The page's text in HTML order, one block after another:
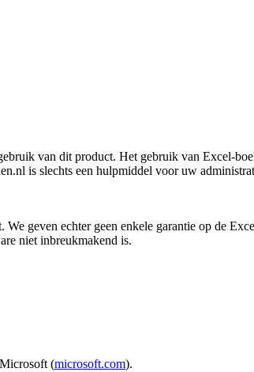
van dit product. Het gebruik van
is slechts een hulpmiddel voor uw
geven echter geen enkele garantie op de
niet inbreukmakend is.
(microsoft.com).